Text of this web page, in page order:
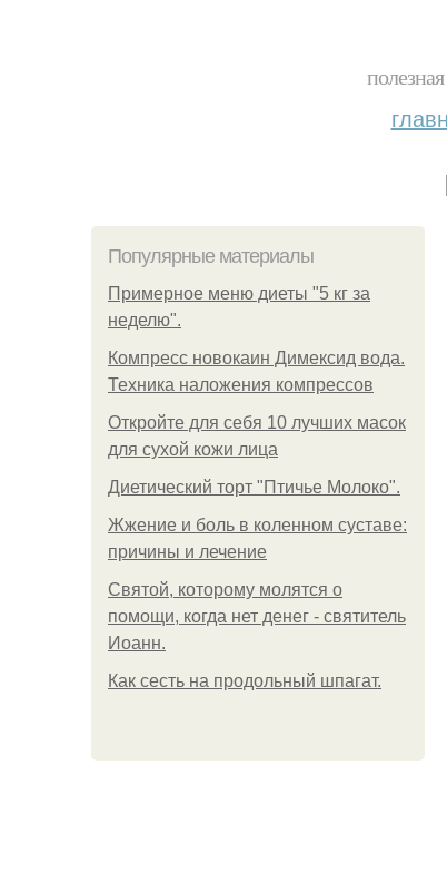
Популярные материалы
Примерное меню диеты "5 кг за
неделю".
Компресс новокаин Димексид вода.
Техника наложения компрессов
Откройте для себя 10 лучших масок
для сухой кожи лица
Диетический торт "Птичье Молоко".
Жжение и боль в коленном суставе:
причины и лечение
Святой, которому молятся о
помощи, когда нет денег - святитель
Иоанн.
Как сесть на продольный шпагат.